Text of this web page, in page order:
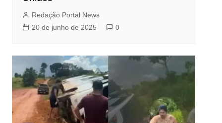
Redação Portal News
20 de junho de 2025
0